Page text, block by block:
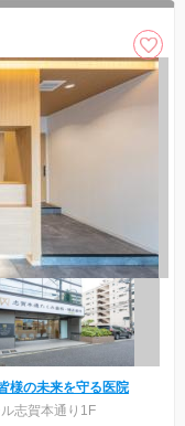
様の未来を守る医院
志賀本通り1F